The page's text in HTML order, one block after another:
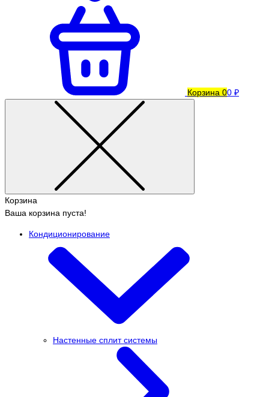
Корзина 00 ₽
Корзина
Ваша корзина пуста!
Кондиционирование
Настенные сплит системы